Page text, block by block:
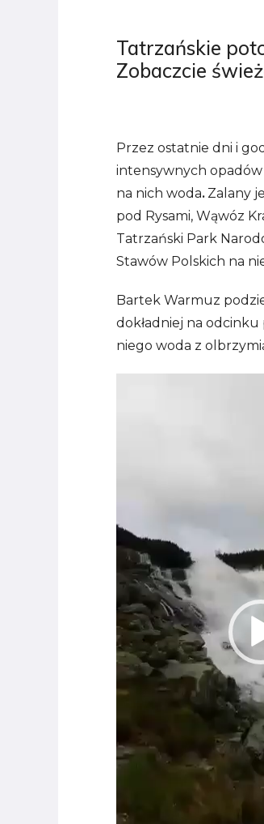
Tatrzańskie
Zobaczcie
Przez ostatnie dni i
intensywnych opadów
na nich woda. Zalany
pod Rysami, Wąwóz
Tatrzański Park
Stawów Polskich na
Bartek Warmuz
dokładniej na
niego woda z